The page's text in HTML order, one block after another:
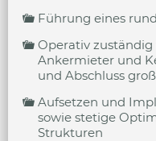
Führung eines
Operativ
Ankermieter und
und Abschluss
Aufsetzen und
sowie stetige
Strukturen